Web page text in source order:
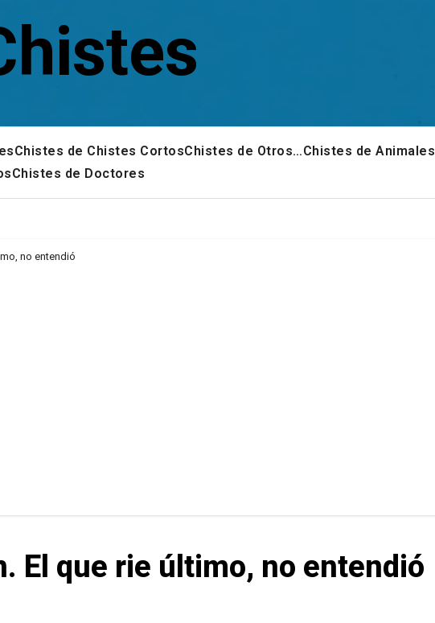
Chistes de Chistes CortosChistes de Otros…Chistes de Animales
Chistes de Doctores
no entendió
El que rie último, no entendió